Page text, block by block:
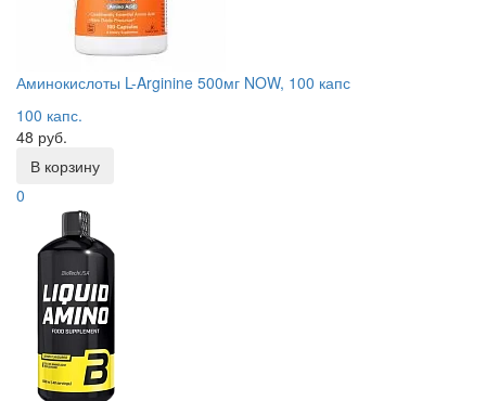
Аминокислоты L-Arginine 500мг NOW, 100 капс
100 капс.
48 руб.
В корзину
0